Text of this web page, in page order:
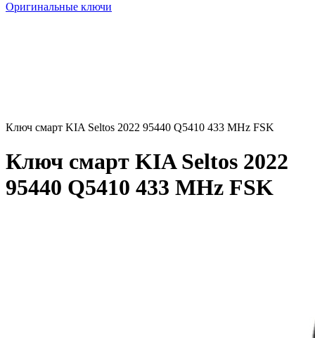
Оригинальные ключи
Ключ смарт KIA Seltos 2022 95440 Q5410 433 MHz FSK
Ключ смарт KIA Seltos 2022
95440 Q5410 433 MHz FSK